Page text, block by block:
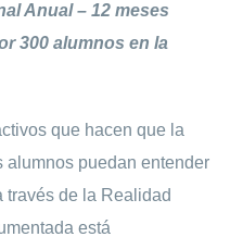
Anual – 12 meses
300 alumnos en la
que hacen que la
puedan entender
través de la Realidad
está